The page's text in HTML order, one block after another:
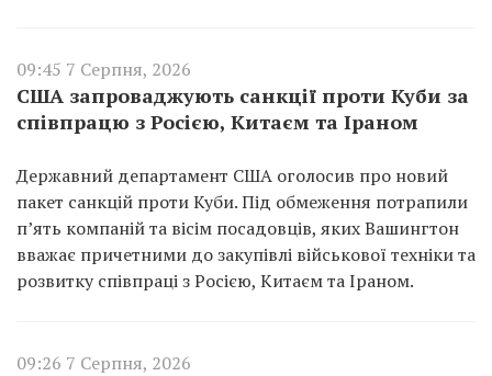
09:45 7 Серпня, 2026
США запроваджують санкції проти Куби за
співпрацю з Росією, Китаєм та Іраном
Державний департамент США оголосив про новий
пакет санкцій проти Куби. Під обмеження потрапили
п’ять компаній та вісім посадовців, яких Вашингтон
вважає причетними до закупівлі військової техніки та
розвитку співпраці з Росією, Китаєм та Іраном.
09:26 7 Серпня, 2026